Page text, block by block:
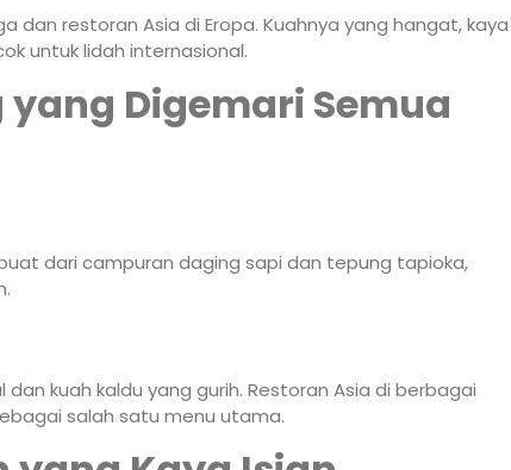
restoran Asia di Eropa. Kuahnya yang hangat, kaya
untuk lidah internasional.
yang Digemari Semua
dari campuran daging sapi dan tepung tapioka,
kuah kaldu yang gurih. Restoran Asia di berbagai
salah satu menu utama.